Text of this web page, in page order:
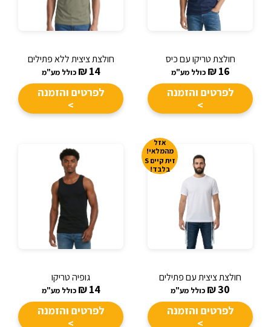
חולצת טריקו עם כיס
16
₪ כולל מע"מ
לפרטים והזמנה
>
חולצת ציצית ללא פתילים
14
₪ כולל מע"מ
לפרטים והזמנה
>
אזל
מהמלאי!
זית קיים S
בלבד!
חולצת ציצית עם פתילים
30
₪ כולל מע"מ
לפרטים והזמנה
>
גופיה טריקו
14
₪ כולל מע"מ
לפרטים והזמנה
>